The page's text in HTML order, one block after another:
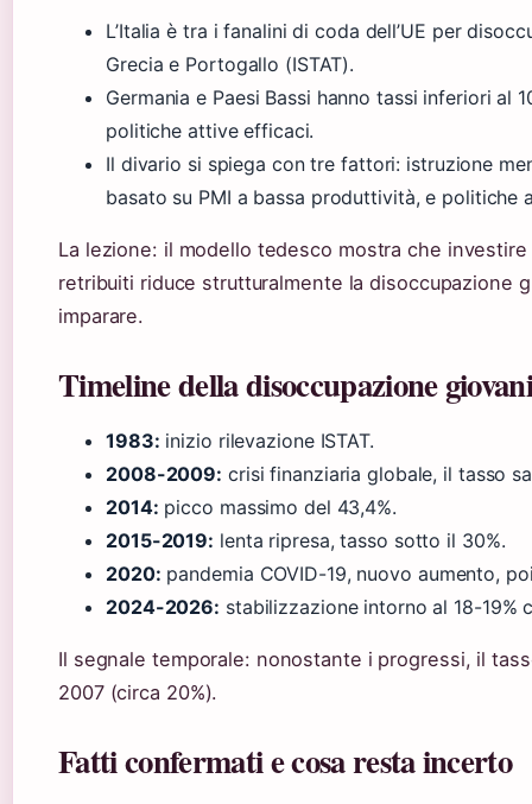
L’Italia è tra i fanalini di coda dell’UE per
Grecia e Portogallo (ISTAT).
Germania e Paesi Bassi hanno tassi inferiori al
politiche attive efficaci.
Il divario si spiega con tre fattori: istruzione
basato su PMI a bassa produttività, e politiche
La lezione: il modello tedesco mostra che
retribuiti riduce strutturalmente la disoccupazione
imparare.
Timeline della disoccupazione
1983: inizio rilevazione ISTAT.
2008-2009: crisi finanziaria globale, il tasso
2014: picco massimo del 43,4%.
2015-2019: lenta ripresa, tasso sotto il 30%.
2020: pandemia COVID-19, nuovo aumento,
2024-2026: stabilizzazione intorno al 18-19%
Il segnale temporale: nonostante i progressi, il
2007 (circa 20%).
Fatti confermati e cosa resta incerto